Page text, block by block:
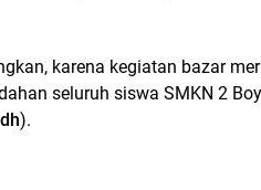
karena kegiatan bazar
seluruh siswa SMKN 2
).